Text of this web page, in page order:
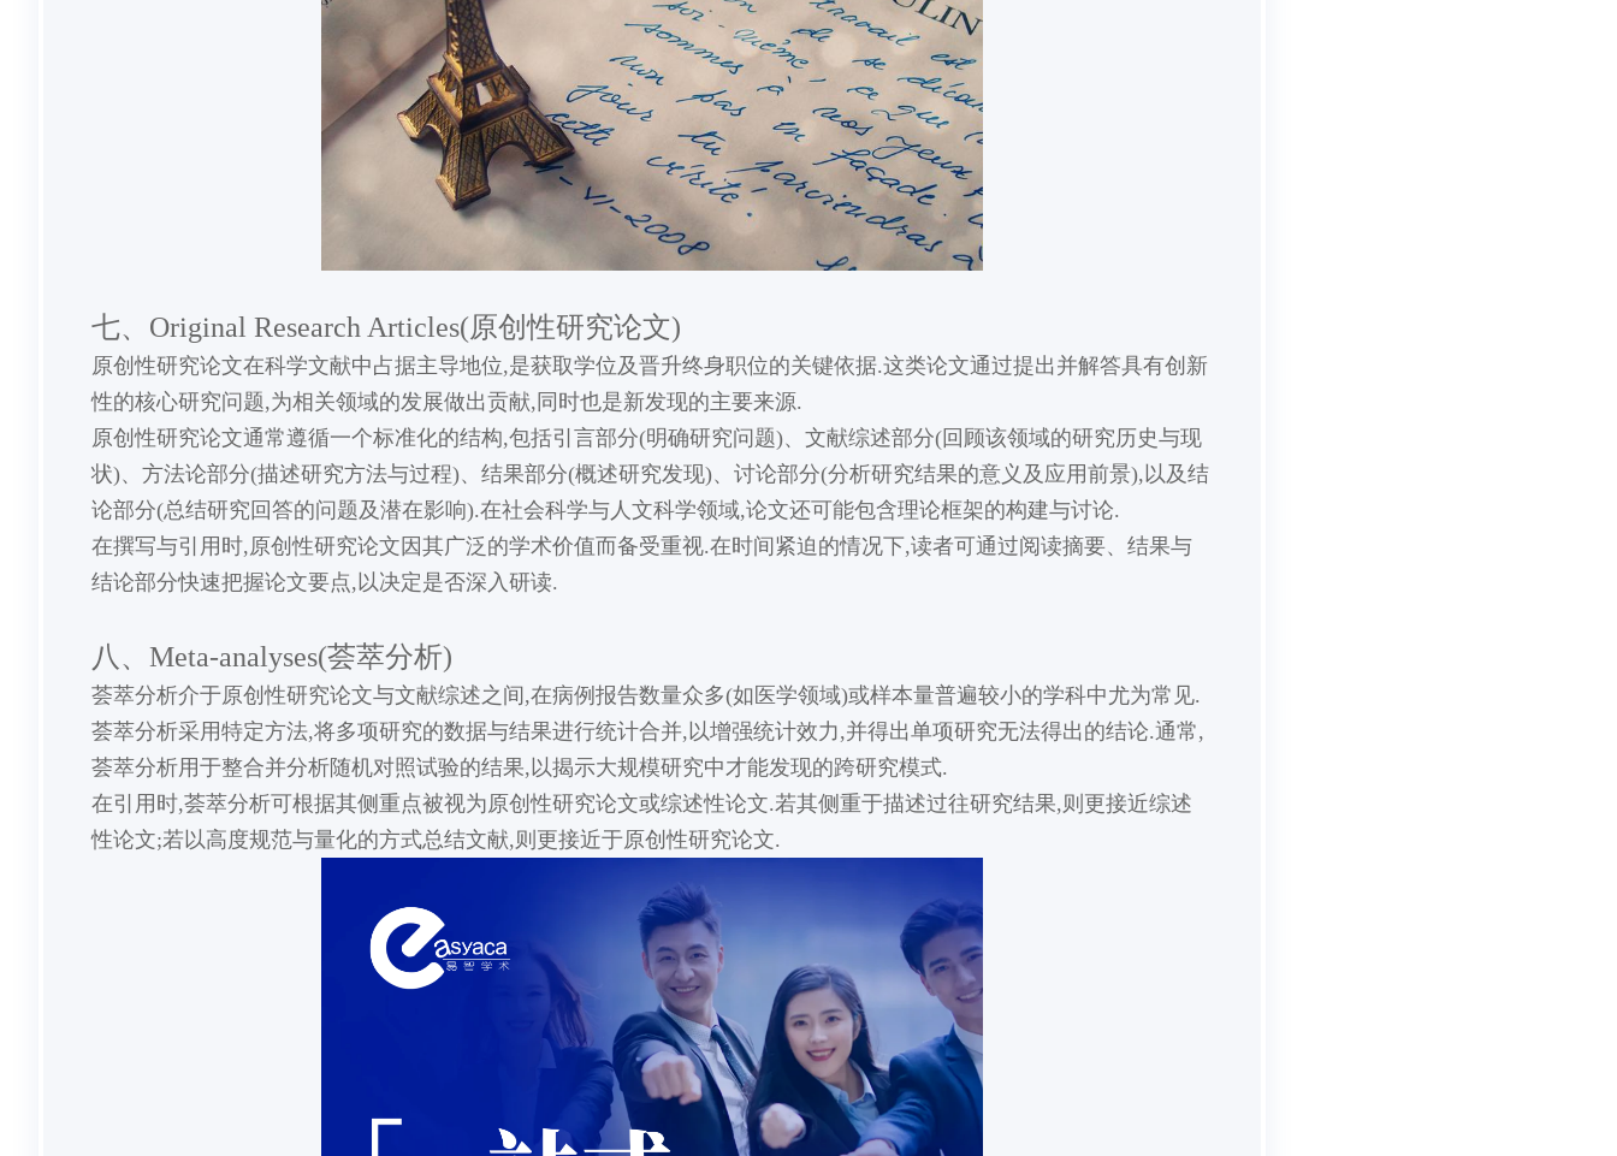
七、Original Research Articles(原创性研究论文)
原创性研究论文在科学文献中占据主导地位,是获取学位及晋升终身职位的关键依据.这类论文通过提出并解答具有创新
性的核心研究问题,为相关领域的发展做出贡献,同时也是新发现的主要来源.
原创性研究论文通常遵循一个标准化的结构,包括引言部分(明确研究问题)、文献综述部分(回顾该领域的研究历史与现
状)、方法论部分(描述研究方法与过程)、结果部分(概述研究发现)、讨论部分(分析研究结果的意义及应用前景),以及结
论部分(总结研究回答的问题及潜在影响).在社会科学与人文科学领域,论文还可能包含理论框架的构建与讨论.
在撰写与引用时,原创性研究论文因其广泛的学术价值而备受重视.在时间紧迫的情况下,读者可通过阅读摘要、结果与
结论部分快速把握论文要点,以决定是否深入研读.
八、Meta-analyses(荟萃分析)
荟萃分析介于原创性研究论文与文献综述之间,在病例报告数量众多(如医学领域)或样本量普遍较小的学科中尤为常见.
荟萃分析采用特定方法,将多项研究的数据与结果进行统计合并,以增强统计效力,并得出单项研究无法得出的结论.通常,
荟萃分析用于整合并分析随机对照试验的结果,以揭示大规模研究中才能发现的跨研究模式.
在引用时,荟萃分析可根据其侧重点被视为原创性研究论文或综述性论文.若其侧重于描述过往研究结果,则更接近综述
性论文;若以高度规范与量化的方式总结文献,则更接近于原创性研究论文.